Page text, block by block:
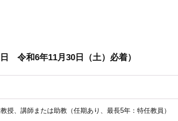
令和6年11月30日（土）必着）
授、講師または助教（任期あり、最長5年：特任教員）